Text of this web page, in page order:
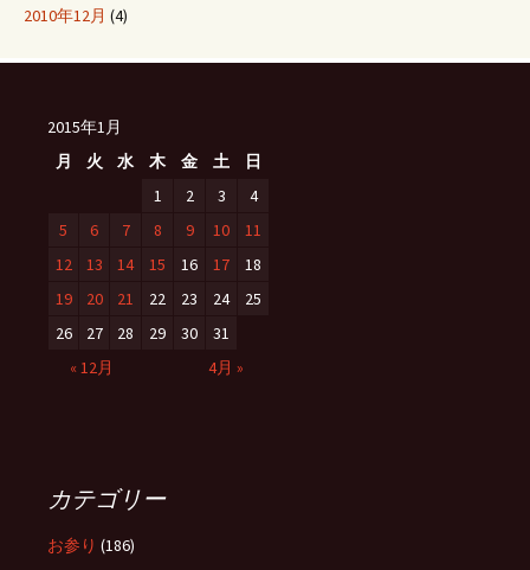
2010年12月 (4)
2015年1月
月
火 水 木 金 土
日
1
2 3
4
5
6 7 8 9 10
11
12
13 14 15 16 17
18
19
20 21 22 23 24
25
26
27 28 29 30
31
« 12月
4月 »
カテゴリー
お参り (186)